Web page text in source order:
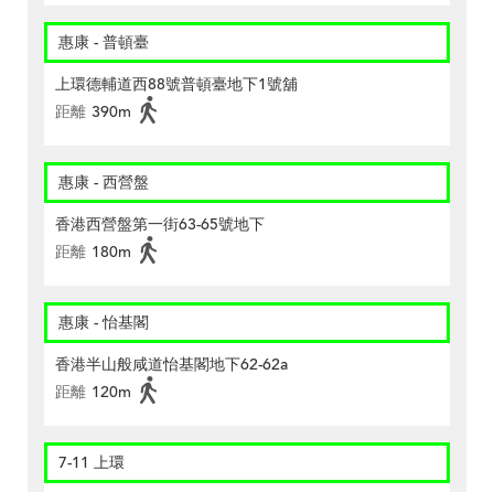
惠康 - 普頓臺
上環德輔道西88號普頓臺地下1號舖
距離 390m
惠康 - 西營盤
香港西營盤第一街63-65號地下
距離 180m
惠康 - 怡基閣
香港半山般咸道怡基閣地下62-62a
距離 120m
7-11 上環